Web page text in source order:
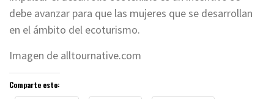
debe avanzar para que las mujeres que se desarrollan
en el ámbito del ecoturismo.
Imagen de alltournative.com
Comparte esto: